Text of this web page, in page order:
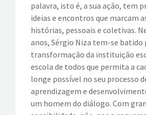
CONTATOS
palavra, isto é, a sua ação, tem
ideias e encontros que marcam
histórias, pessoais e coletivas.
anos, Sérgio Niza tem-se batido
transformação da instituição
escola de todos que permita a
longe possível no seu processo
aprendizagem e
um homem do diálogo. Com